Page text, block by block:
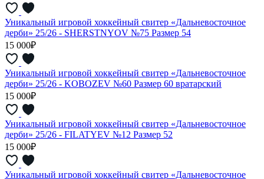
Уникальный игровой хоккейный свитер «Дальневосточное
дерби» 25/26 - SHERSTNYOV №75 Размер 54
15 000₽
Уникальный игровой хоккейный свитер «Дальневосточное
дерби» 25/26 - KOBOZEV №60 Размер 60 вратарский
15 000₽
Уникальный игровой хоккейный свитер «Дальневосточное
дерби» 25/26 - FILATYEV №12 Размер 52
15 000₽
Уникальный игровой хоккейный свитер «Дальневосточное